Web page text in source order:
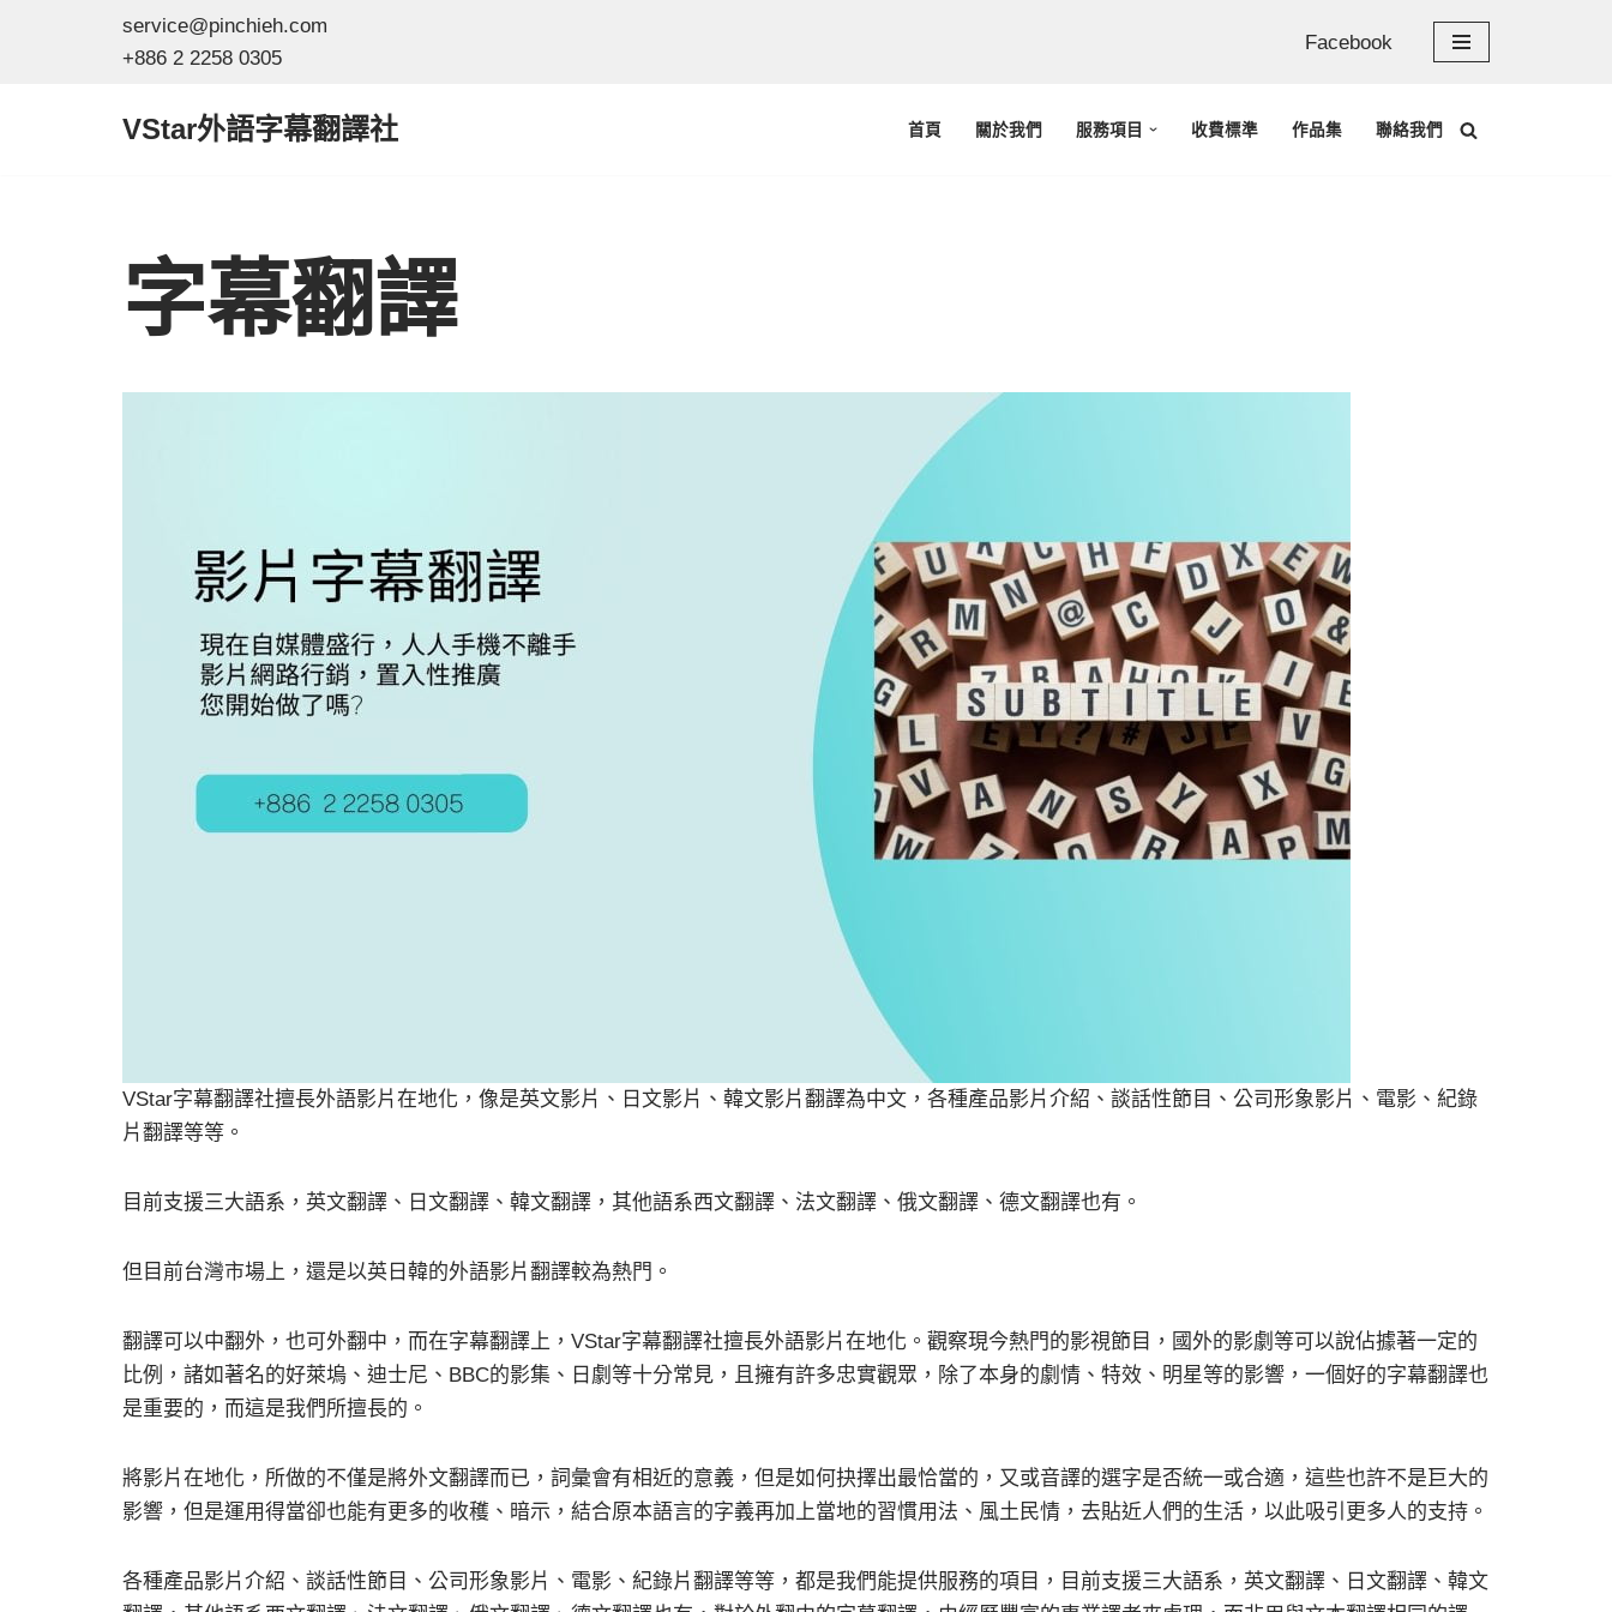
service@pinchieh.com
+886 2 2258 0305
Facebook
VStar外語字幕翻譯社 首頁 關於我們 服務項目 收費標準 作品集 聯絡我們
字幕翻譯
VStar字幕翻譯社擅長外語影片在地化，像是英文影片、日文影片、韓文影片翻譯為中文，各種產品影片介紹、談話性節目、公司形象影片、電影、紀錄
片翻譯等等。
目前支援三大語系，英文翻譯、日文翻譯、韓文翻譯，其他語系西文翻譯、法文翻譯、俄文翻譯、德文翻譯也有。
但目前台灣市場上，還是以英日韓的外語影片翻譯較為熱門。
翻譯可以中翻外，也可外翻中，而在字幕翻譯上，VStar字幕翻譯社擅長外語影片在地化。觀察現今熱門的影視節目，國外的影劇等可以說佔據著一定的
比例，諸如著名的好萊塢、迪士尼、BBC的影集、日劇等十分常見，且擁有許多忠實觀眾，除了本身的劇情、特效、明星等的影響，一個好的字幕翻譯也
是重要的，而這是我們所擅長的。
將影片在地化，所做的不僅是將外文翻譯而已，詞彙會有相近的意義，但是如何抉擇出最恰當的，又或音譯的選字是否統一或合適，這些也許不是巨大的
影響，但是運用得當卻也能有更多的收穫、暗示，結合原本語言的字義再加上當地的習慣用法、風土民情，去貼近人們的生活，以此吸引更多人的支持。
各種產品影片介紹、談話性節目、公司形象影片、電影、紀錄片翻譯等等，都是我們能提供服務的項目，目前支援三大語系，英文翻譯、日文翻譯、韓文